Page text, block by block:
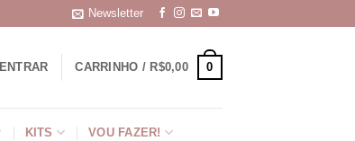
Newsletter
ENTRAR CARRINHO / R$0,00 0
KITS VOU FAZER!